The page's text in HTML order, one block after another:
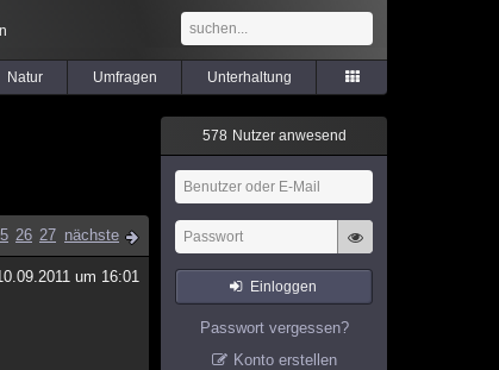
Natur Umfragen Unterhaltung
26 27 nächste
um 16:01
578 Nutzer anwesend
Einloggen
Passwort vergessen?
Konto erstellen